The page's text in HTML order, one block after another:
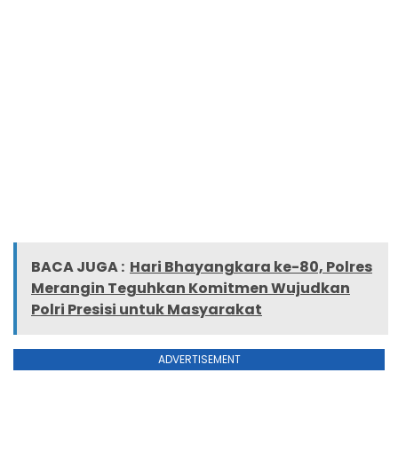
BACA JUGA : Hari Bhayangkara ke-80, Polres
Merangin Teguhkan Komitmen Wujudkan
Polri Presisi untuk Masyarakat
ADVERTISEMENT